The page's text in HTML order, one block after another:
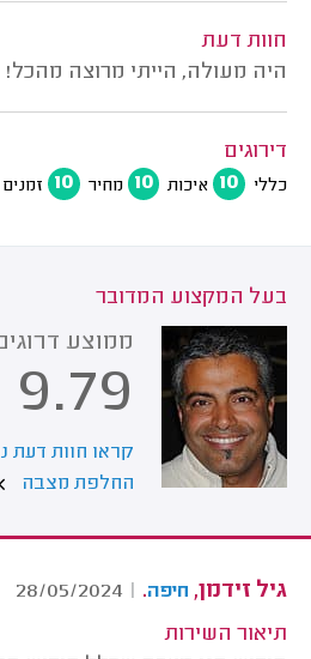
חוות דעת
היה מעולה, הייתי מרוצה מהכל!
דירוגים
כללי 10 איכות 10 מחיר 10 זמנים
בעל המקצוע המדובר
ממוצע
9.79
קראו חוות דעת
החלפת מצבה
גיל זידמן, חיפה.
|
28/05/2024
תיאור השירות